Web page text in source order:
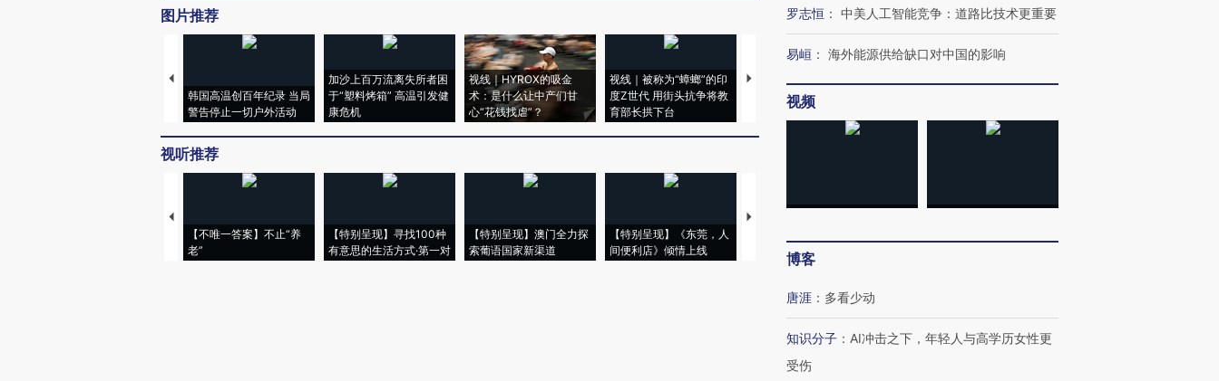
图片推荐
韩国高温创百年纪录 当局
警告停止一切户外活动
加沙上百万流离失所者困
于“塑料烤箱” 高温引发健
康危机
视线｜HYROX的吸金
术：是什么让中产们甘
心“花钱找虐”？
视线｜被称为“蟑螂”的印
度Z世代 用街头抗争将教
育部长拱下台
视线｜“入侵”还是“人道危
机”？难民潮撕裂西班牙
飞地休达
视听推荐
【不唯一答案】不止“养
老”
【特别呈现】寻找100种
有意思的生活方式·第一对
【特别呈现】澳门全力探
索葡语国家新渠道
【特别呈现】《东莞，人
间便利店》倾情上线
【推广】走进第四届链博
罗志恒 ： 中美人工智能竞争：道路比技术更重要
易峘 ： 海外能源供给缺口对中国的影响
视频
博客
唐涯 ： 多看少动
知识分子 ： AI冲击之下，年轻人与高学历女性更
受伤